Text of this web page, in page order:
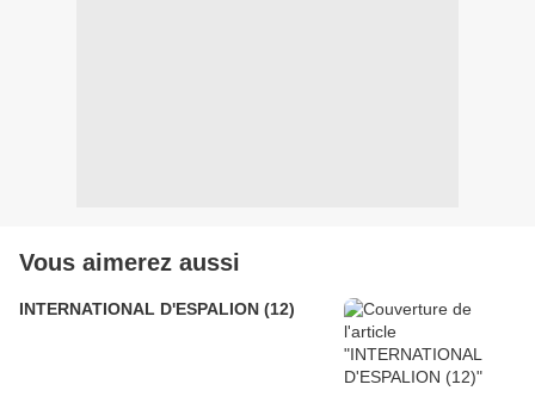
Vous aimerez aussi
INTERNATIONAL D'ESPALION (12)